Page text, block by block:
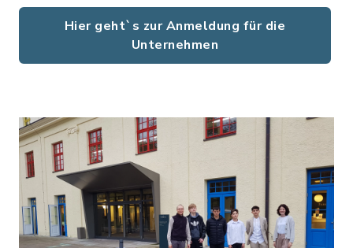
Hier geht`s zur Anmeldung für die
Unternehmen